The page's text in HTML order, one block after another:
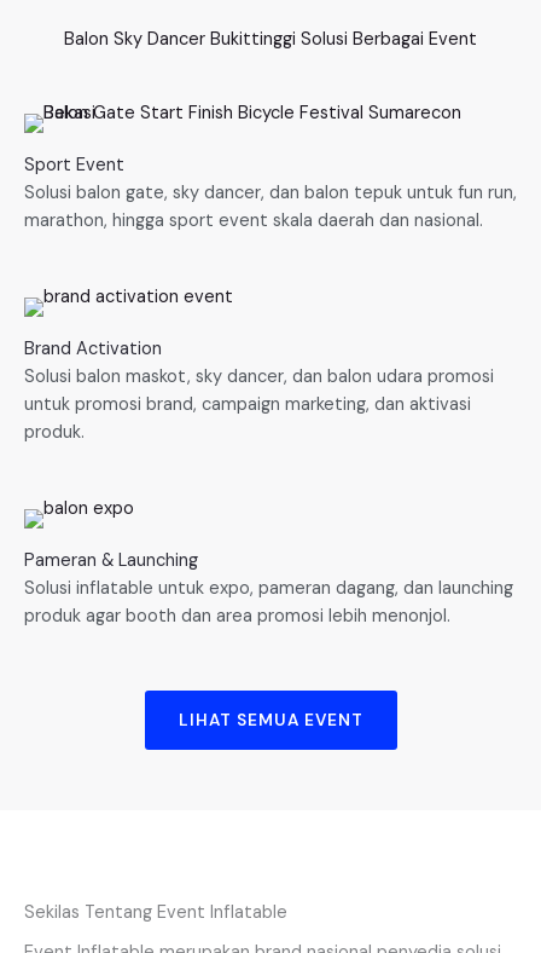
Balon Sky Dancer Bukittinggi Solusi Berbagai Event
Sport Event
Solusi balon gate, sky dancer, dan balon tepuk untuk fun run,
marathon, hingga sport event skala daerah dan nasional.
Brand Activation
Solusi balon maskot, sky dancer, dan balon udara promosi
untuk promosi brand, campaign marketing, dan aktivasi
produk.
Pameran & Launching
Solusi inflatable untuk expo, pameran dagang, dan launching
produk agar booth dan area promosi lebih menonjol.
LIHAT SEMUA EVENT
Sekilas Tentang Event Inflatable